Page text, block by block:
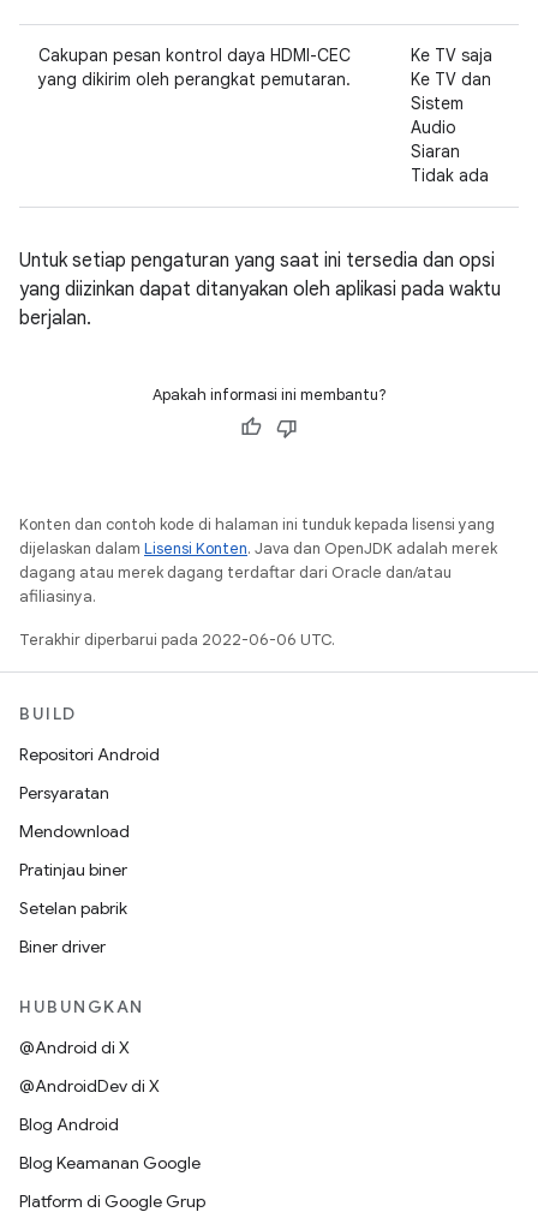
Cakupan pesan kontrol daya HDMI-CEC
yang dikirim oleh perangkat pemutaran.
Ke TV saja
Ke TV dan
Sistem
Audio
Siaran
Tidak ada
Untuk setiap pengaturan yang saat ini tersedia dan opsi
yang diizinkan dapat ditanyakan oleh aplikasi pada waktu
berjalan.
Apakah informasi ini membantu?
Konten dan contoh kode di halaman ini tunduk kepada lisensi yang
dijelaskan dalam Lisensi Konten. Java dan OpenJDK adalah merek
dagang atau merek dagang terdaftar dari Oracle dan/atau
afiliasinya.
Terakhir diperbarui pada 2022-06-06 UTC.
BUILD
Repositori Android
Persyaratan
Mendownload
Pratinjau biner
Setelan pabrik
Biner driver
HUBUNGKAN
@Android di X
@AndroidDev di X
Blog Android
Blog Keamanan Google
Platform di Google Grup